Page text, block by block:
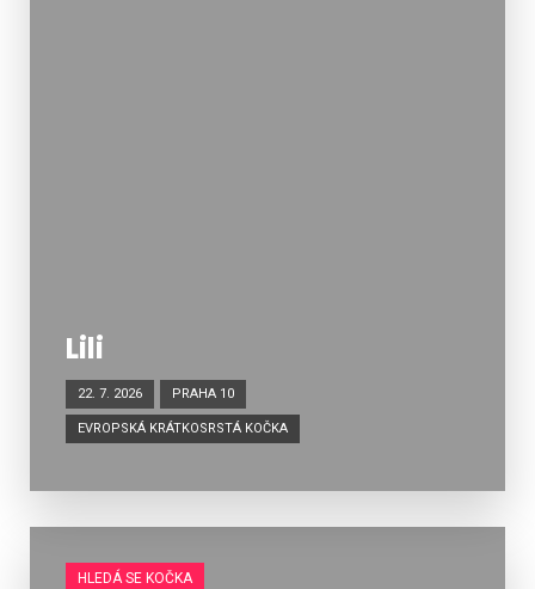
Lili
22. 7. 2026 PRAHA 10
EVROPSKÁ KRÁTKOSRSTÁ KOČKA
HLEDÁ SE KOČKA